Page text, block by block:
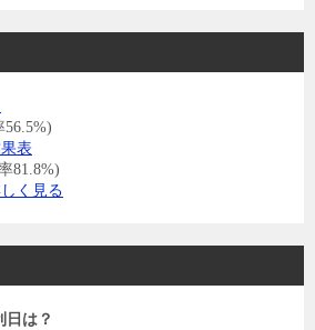
56.5%)
表
81.8%)
く見る
日は？